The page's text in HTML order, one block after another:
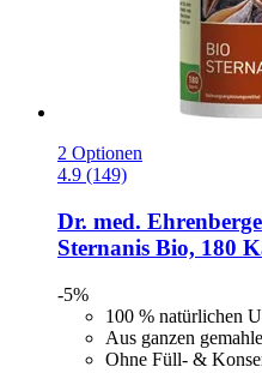
2 Optionen
4.9 (149)
Dr. med.
Sternanis Bio, 180
-5%
100 % natürlichen
Aus ganzen
Ohne Füll- &